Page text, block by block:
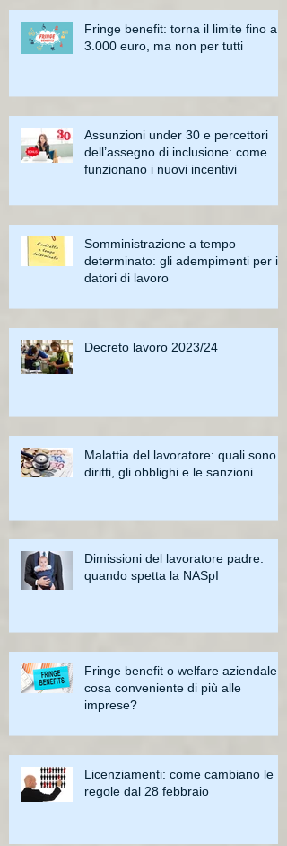
Fringe benefit: torna il limite fino a
3.000 euro, ma non per tutti
Assunzioni under 30 e percettori
dell’assegno di inclusione: come
funzionano i nuovi incentivi
Somministrazione a tempo
determinato: gli adempimenti per i
datori di lavoro
Decreto lavoro 2023/24
Malattia del lavoratore: quali sono i
diritti, gli obblighi e le sanzioni
Dimissioni del lavoratore padre:
quando spetta la NASpI
Fringe benefit o welfare aziendale:
cosa conveniente di più alle
imprese?
Licenziamenti: come cambiano le
regole dal 28 febbraio